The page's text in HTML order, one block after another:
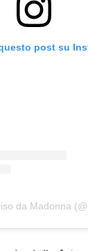
post su
da Madonna